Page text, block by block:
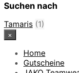
Suchen nach
Tamaris (1)
×
Home
Gutscheine